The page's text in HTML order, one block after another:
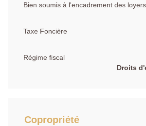
Bien soumis à l'encadrement des loyers
Taxe Foncière
Régime fiscal
Droits
Copropriété